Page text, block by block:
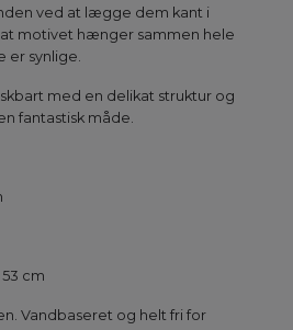
ved at lægge dem kant i
motivet hænger sammen hele
er synlige.
med en delikat struktur og
fantastisk måde.
cm
Vandbaseret og helt fri for